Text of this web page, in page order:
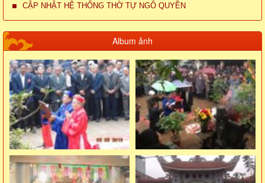
CẬP NHẬT HỆ THỐNG THỜ TỰ NGÔ QUYỀN
Album ảnh